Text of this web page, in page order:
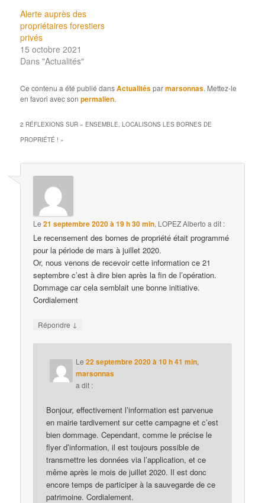
Alerte auprès des
propriétaires forestiers
privés
15 octobre 2021
Dans "Actualités"
Ce contenu a été publié dansActualitésparmarsonnas. Mettez-le
en favori avec sonpermalien.
2 RÉFLEXIONS SUR « ENSEMBLE, LOCALISONS LES BORNES DE
PROPRIÉTÉ ! »
Le21 septembre 2020 à 19 h 30 min, LOPEZ Alberto a dit :
Le recensement des bornes de propriété était programmé
pour la période de mars à juillet 2020.
Or, nous venons de recevoir cette information ce 21
septembre c’est à dire bien après la fin de l’opération.
Dommage car cela semblait une bonne initiative.
Cordialement
Répondre ↓
Le22 septembre 2020 à 10 h 41 min,
marsonnas
a dit :
Bonjour, effectivement l’information est parvenue
en mairie tardivement sur cette campagne et c’est
bien dommage. Cependant, comme le précise le
flyer d’information, il est toujours possible de
transmettre les données via l’application, et ce
même après le mois de juillet 2020. Il est donc
encore temps de participer à la sauvegarde de ce
patrimoine. Cordialement.